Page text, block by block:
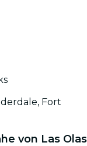
Fort
von Las Olas